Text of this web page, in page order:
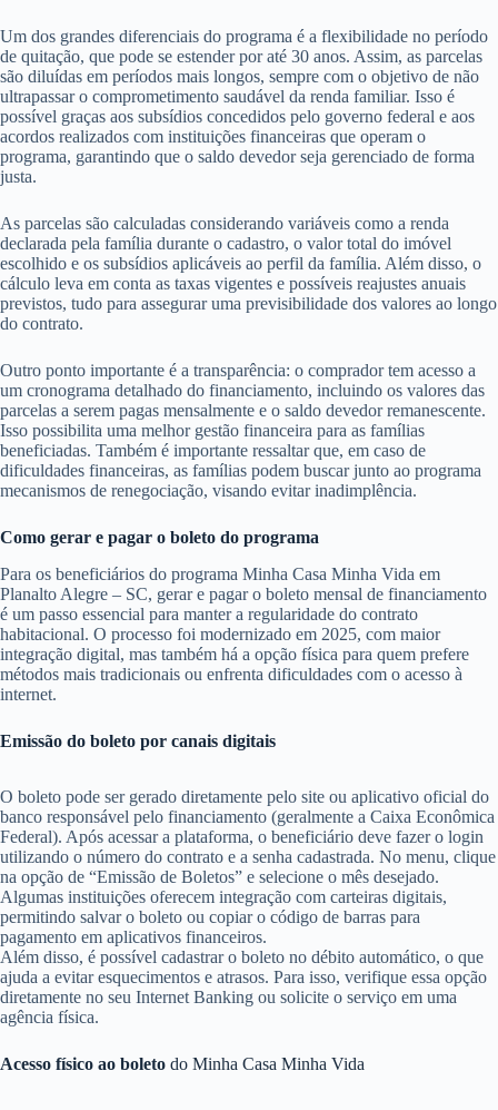
Um dos grandes diferenciais do programa é a flexibilidade no período
de quitação, que pode se estender por até 30 anos. Assim, as parcelas
são diluídas em períodos mais longos, sempre com o objetivo de não
ultrapassar o comprometimento saudável da renda familiar. Isso é
possível graças aos subsídios concedidos pelo governo federal e aos
acordos realizados com instituições financeiras que operam o
programa, garantindo que o saldo devedor seja gerenciado de forma
justa.
As parcelas são calculadas considerando variáveis como a renda
declarada pela família durante o cadastro, o valor total do imóvel
escolhido e os subsídios aplicáveis ao perfil da família. Além disso, o
cálculo leva em conta as taxas vigentes e possíveis reajustes anuais
previstos, tudo para assegurar uma previsibilidade dos valores ao longo
do contrato.
Outro ponto importante é a transparência: o comprador tem acesso a
um cronograma detalhado do financiamento, incluindo os valores das
parcelas a serem pagas mensalmente e o saldo devedor remanescente.
Isso possibilita uma melhor gestão financeira para as famílias
beneficiadas. Também é importante ressaltar que, em caso de
dificuldades financeiras, as famílias podem buscar junto ao programa
mecanismos de renegociação, visando evitar inadimplência.
Como gerar e pagar o boleto do programa
Para os beneficiários do programa Minha Casa Minha Vida em
Planalto Alegre – SC, gerar e pagar o boleto mensal de financiamento
é um passo essencial para manter a regularidade do contrato
habitacional. O processo foi modernizado em 2025, com maior
integração digital, mas também há a opção física para quem prefere
métodos mais tradicionais ou enfrenta dificuldades com o acesso à
internet.
Emissão do boleto por canais digitais
O boleto pode ser gerado diretamente pelo site ou aplicativo oficial do
banco responsável pelo financiamento (geralmente a Caixa Econômica
Federal). Após acessar a plataforma, o beneficiário deve fazer o login
utilizando o número do contrato e a senha cadastrada. No menu, clique
na opção de “Emissão de Boletos” e selecione o mês desejado.
Algumas instituições oferecem integração com carteiras digitais,
permitindo salvar o boleto ou copiar o código de barras para
pagamento em aplicativos financeiros.
Além disso, é possível cadastrar o boleto no débito automático, o que
ajuda a evitar esquecimentos e atrasos. Para isso, verifique essa opção
diretamente no seu Internet Banking ou solicite o serviço em uma
agência física.
Acesso físico ao boleto do Minha Casa Minha Vida